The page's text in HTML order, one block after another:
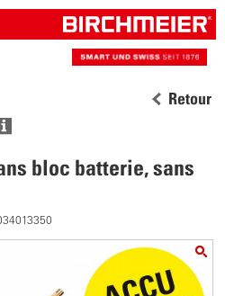
Retour
bloc batterie, sans